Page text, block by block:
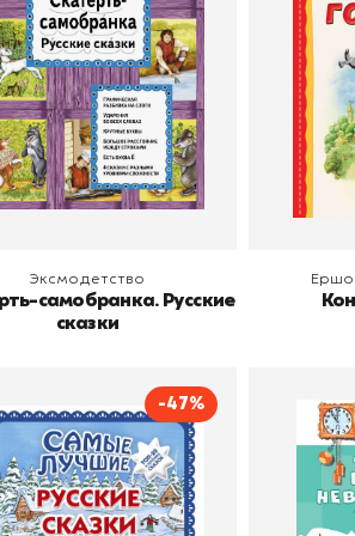
В корзину
Эксмодетство
самобранка. Русские
сказки
В
-47%
лучшие русские
сказки
Эксмодетство
В